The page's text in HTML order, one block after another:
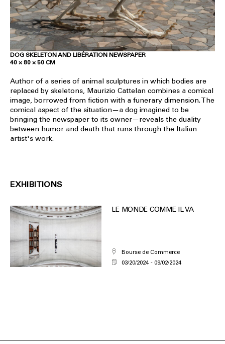
DOG SKELETON AND LIBÉRATION NEWSPAPER
40 × 80 × 50 CM
Author of a series of animal sculptures in which bodies are
replaced by skeletons, Maurizio Cattelan combines a comical
image, borrowed from fiction with a funerary dimension. The
comical aspect of the situation—a dog imagined to be
bringing the newspaper to its owner—reveals the duality
between humor and death that runs through the Italian
artist's work.
EXHIBITIONS
LE MONDE COMME IL VA
Bourse de Commerce
03/20/2024
09/02/2024